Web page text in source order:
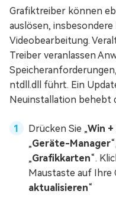
Grafiktreiber können
auslösen,
Videobearbeitung.
Treiber veranlassen
ntdll.dll führt. Ein
Neuinstallation behebt
Drücken Sie „Win +
„Geräte-Manager
„Grafikkarten“.
Maustaste auf Ihre
aktualisieren“